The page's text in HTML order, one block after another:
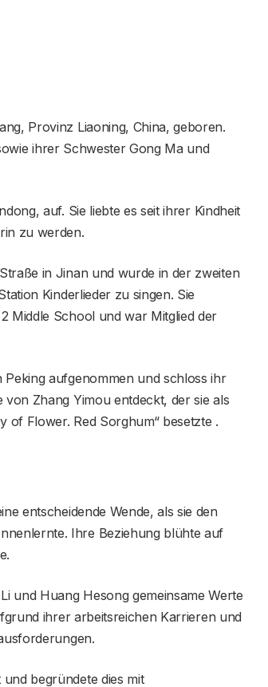
Provinz Liaoning, China, geboren.
ihrer Schwester Gong Ma und
auf. Sie liebte es seit ihrer Kindheit
zu werden.
in Jinan und wurde in der zweiten
Kinderlieder zu singen. Sie
Middle School und war Mitglied der
aufgenommen und schloss ihr
Zhang Yimou entdeckt, der sie als
of Flower. Red Sorghum“ besetzte .
entscheidende Wende, als sie den
Ihre Beziehung blühte auf
und Huang Hesong gemeinsame Werte
ihrer arbeitsreichen Karrieren und
begründete dies mit